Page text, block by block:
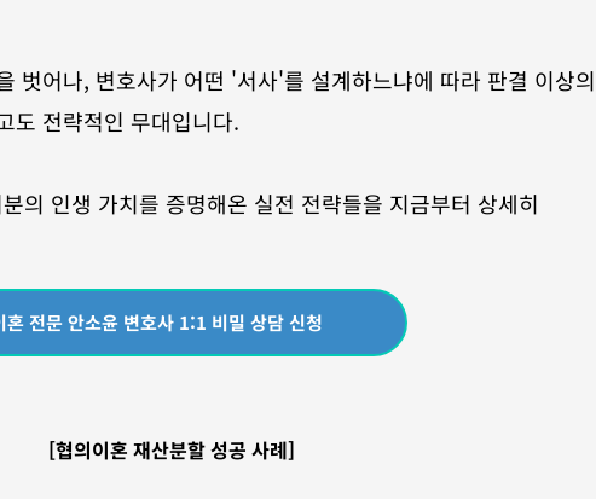
도 전략적인 무대입니다.
의 인생 가치를 증명해온 실전 전략들을 지금부터 상세히
혼 전문 안소윤 변호사 1:1 비밀 상담 신청
[협의이혼 재산분할 성공 사례]